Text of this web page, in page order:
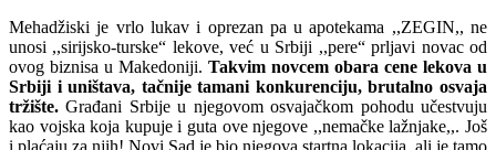
Mehadžiski je vrlo lukav i oprezan pa u apotekama ,,ZEGIN,, ne
unosi ,,sirijsko-turske“ lekove, već u Srbiji ,,pere“ prljavi novac od
ovog biznisa u Makedoniji. Takvim novcem obara cene lekova u
Srbiji i uništava, tačnije tamani konkurenciju, brutalno osvaja
tržište. Građani Srbije u njegovom osvajačkom pohodu učestvuju
kao vojska koja kupuje i guta ove njegove ,,nemačke lažnjake,,. Još
i plaćaju za njih! Novi Sad je bio njegova startna lokacija, ali je tamo